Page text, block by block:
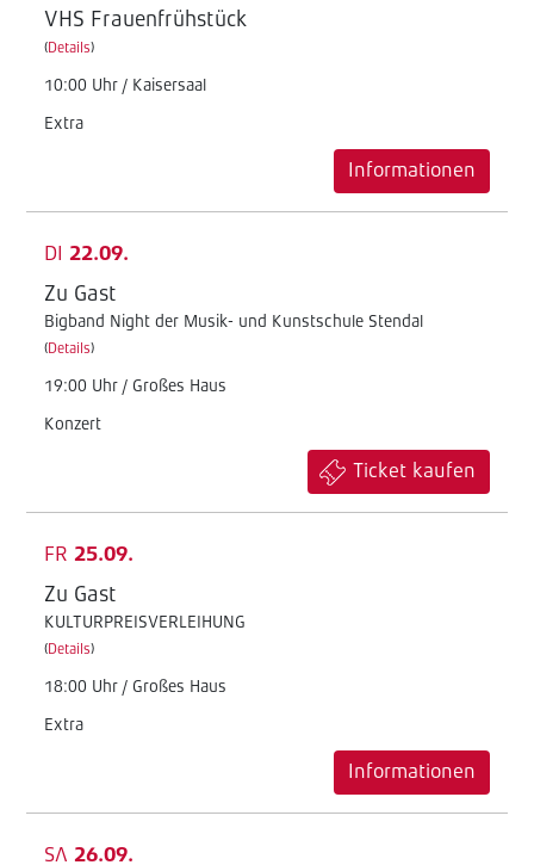
VHS Frauenfrühstück
(Details)
10:00 Uhr / Kaisersaal
Extra
Informationen
DI 22.09.
Zu Gast
Bigband Night der Musik- und Kunstschule Stendal
(Details)
19:00 Uhr / Großes Haus
Konzert
Ticket kaufen
FR 25.09.
Zu Gast
KULTURPREISVERLEIHUNG
(Details)
18:00 Uhr / Großes Haus
Extra
Informationen
SA 26.09.